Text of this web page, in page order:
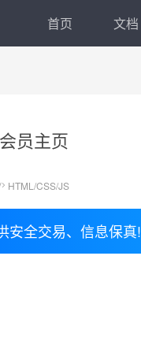
首页 文档
员主页
HTML/CSS/JS
安全交易、信息保真!